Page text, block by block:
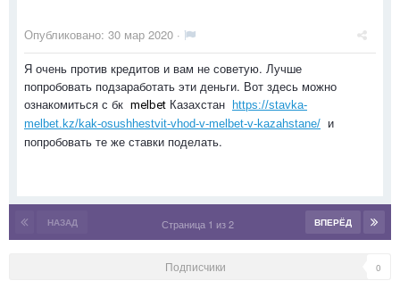
Опубликовано: 30 мар 2020 ·
Я очень против кредитов и вам не советую. Лучше
попробовать подзаработать эти деньги. Вот здесь можно
ознакомиться с бк melbet Казахстан
https://stavka-
melbet.kz/kak-osushhestvit-vhod-v-melbet-v-kazahstane/ и
попробовать те же ставки поделать.
НАЗАД ВПЕРЁД
Страница 1 из 2
Подписчики 0